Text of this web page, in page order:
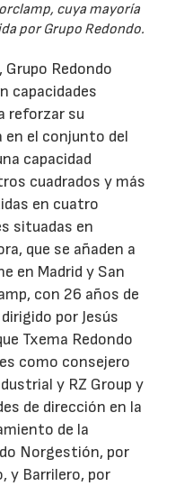
cuya mayoría
por Grupo Redondo.
Redondo
capacidades
reforzar su
el conjunto del
capacidad
cuadrados y más
en cuatro
situadas en
que se añaden a
en Madrid y San
con 26 años de
por Jesús
Txema Redondo
como consejero
y RZ Group y
de dirección en la
de la
Norgestión, por
y Barrilero, por